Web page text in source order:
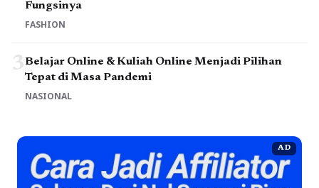
Fungsinya
FASHION
3Belajar Online & Kuliah Online Menjadi Pilihan
Tepat di Masa Pandemi
NASIONAL
AD